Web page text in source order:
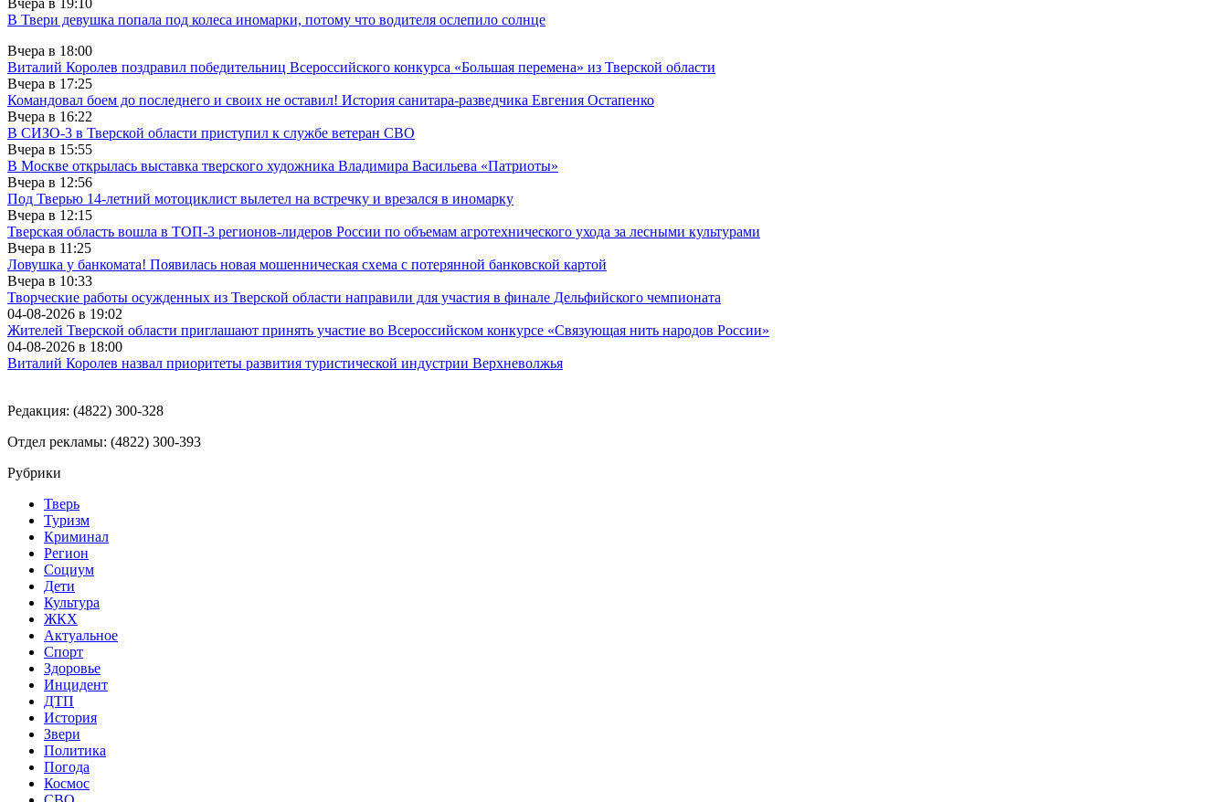
В Твери девушка попала под колеса иномарки, потому что водителя ослепило солнце
Вчера в 18:00
Виталий Королев поздравил победительниц Всероссийского конкурса «Большая перемена» из Тверской области
Вчера в 17:25
Командовал боем до последнего и своих не оставил! История санитара-разведчика Евгения Остапенко
Вчера в 16:22
В СИЗО-3 в Тверской области приступил к службе ветеран СВО
Вчера в 15:55
В Москве открылась выставка тверского художника Владимира Васильева «Патриоты»
Вчера в 12:56
Под Тверью 14-летний мотоциклист вылетел на встречку и врезался в иномарку
Вчера в 12:15
Тверская область вошла в ТОП-3 регионов-лидеров России по объемам агротехнического ухода за лесными культурами
Вчера в 11:25
Ловушка у банкомата! Появилась новая мошенническая схема с потерянной банковской картой
Вчера в 10:33
Творческие работы осужденных из Тверской области направили для участия в финале Дельфийского чемпионата
04-08-2026 в 19:02
Жителей Тверской области приглашают принять участие во Все­рос­сий­ско­м конкурсе «Свя­зу­ю­щая нить на­ро­дов Рос­сии»
04-08-2026 в 18:00
Виталий Королев назвал приоритеты развития туристической индустрии Верхневолжья
Редакция: (4822) 300-328
Отдел рекламы: (4822) 300-393
Рубрики
Тверь
Туризм
Криминал
Регион
Социум
Дети
Культура
ЖКХ
Актуальное
Спорт
Здоровье
Инцидент
ДТП
История
Звери
Политика
Погода
Космос